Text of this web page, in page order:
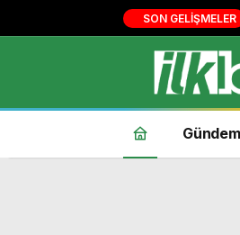
SON GELIŞMELER
Gündem